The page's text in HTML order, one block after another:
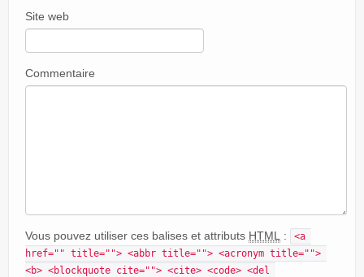
Site web
Commentaire
Vous pouvez utiliser ces balises et attributs HTML :
<a
href="" title=""> <abbr title=""> <acronym title="">
<b> <blockquote cite=""> <cite> <code> <del